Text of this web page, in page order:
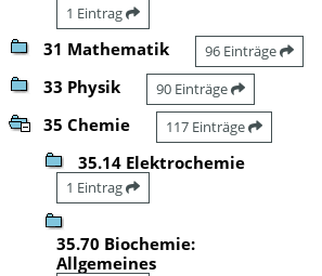
1 Eintrag
31 Mathematik 96 Einträge
33 Physik 90 Einträge
35 Chemie 117 Einträge
35.14 Elektrochemie
1 Eintrag
35.70 Biochemie:
Allgemeines